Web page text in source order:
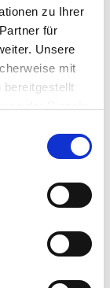
zu Ihrer
für
Unsere
mit
bereitgestellt